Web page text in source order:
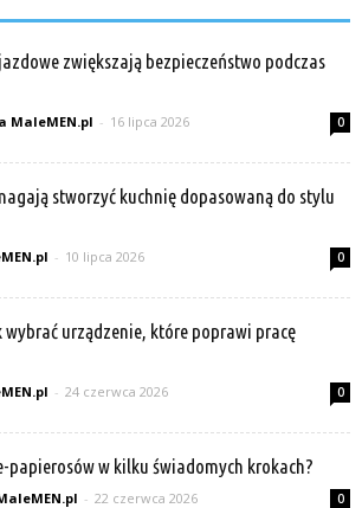
zwiększają bezpieczeństwo podczas
MaleMEN.pl - 16 lipca 2026 0
stworzyć kuchnię dopasowaną do stylu
- 10 lipca 2026 0
urządzenie, które poprawi pracę
- 24 czerwca 2026 0
papierosów w kilku świadomych krokach?
- 22 czerwca 2026 0